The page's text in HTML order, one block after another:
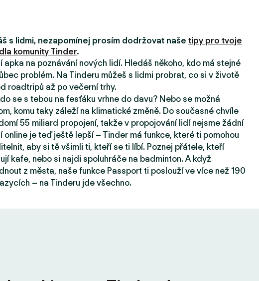
s lidmi, nezapomínej prosím dodržovat naše tipy pro tvoje
komunity Tinder.
apka na poznávání nových lidí. Hledáš někoho, kdo má stejné
problém. Na Tinderu můžeš s lidmi probrat, co si v životě
roadtripů až po večerní trhy.
se s tebou na fesťáku vrhne do davu? Nebo se možná
komu taky záleží na klimatické změně. Do současné chvíle
55 miliard propojení, takže v propojování lidí nejsme žádní
online je teď ještě lepší – Tinder má funkce, které ti pomohou
aby si tě všimli ti, kteří se ti líbí. Poznej přátele, kteří
kafe, nebo si najdi spoluhráče na badminton. A když
z města, naše funkce Passport ti poslouží ve více než 190
– na Tinderu jde všechno.